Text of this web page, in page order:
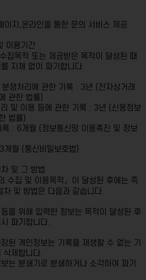
이지,온라인을 통한 문의 서비스 제공
이용기간
집목적 또는 제공받은 목적이 달성된 때
지체 없이 파기합니다.
쟁처리에 관한 기록 : 3년 (전자상거래
관한 법률)
및 이용 등에 관한 기록 : 3년 (신용정보
법률)
: 6개월 (정보통신망 이용촉진 및 정보
월 (통신비밀보호법)
및 그 방법
수집 및 이용목적』이 달성된 후에는 즉
차 및 방법은 다음과 같습니다.
을 위해 입력한 정보는 목적이 달성된 후
파기합니다.
된 개인정보는 기록을 재생할 수 없는 기
삭제합니다.
는 분쇄기로 분쇄하거나 소각하여 파기